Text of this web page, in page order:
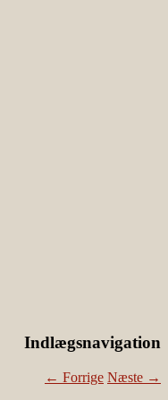
Indlægsnavigation
← Forrige Næste →